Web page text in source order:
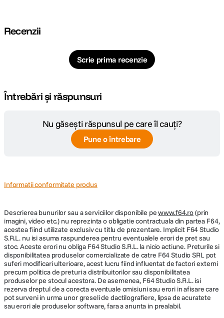
Recenzii
Scrie prima recenzie
Întrebări și răspunsuri
Nu găsești răspunsul pe care îl cauți?
Pune o întrebare
Informatii conformitate produs
Descrierea bunurilor sau a serviciilor disponibile pewww.f64.ro(prin
imagini, video etc.) nu reprezinta o obligatie contractuala din partea F64,
acestea fiind utilizate exclusiv cu titlu de prezentare. Implicit F64 Studio
S.R.L. nu isi asuma raspunderea pentru eventualele erori de pret sau
stoc. Aceste erori nu obliga F64 Studio S.R.L. la nicio actiune. Preturile si
disponibilitatea produselor comercializate de catre F64 Studio SRL pot
suferi modificari ulterioare, acest lucru fiind influentat de factori externi
precum politica de preturi a distribuitorilor sau disponibilitatea
produselor pe stocul acestora. De asemenea, F64 Studio S.R.L. isi
rezerva dreptul de a corecta eventuale omisiuni sau erori in afisare care
pot surveni in urma unor greseli de dactilografiere, lipsa de acuratete
sau erori ale produselor software, fara a anunta in prealabil.